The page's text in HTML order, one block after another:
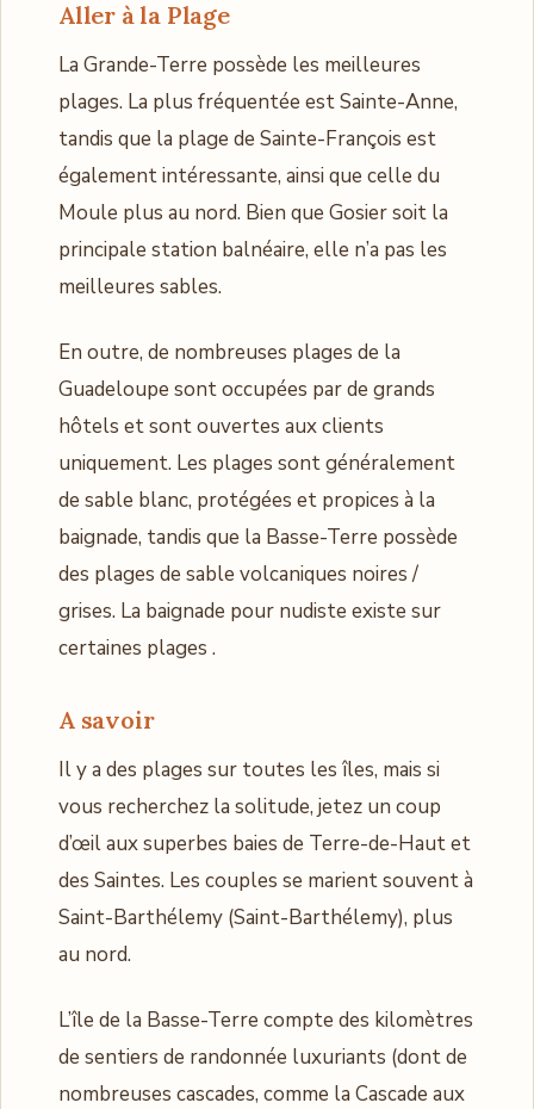
Aller à la Plage
La Grande-Terre possède les meilleures
plages. La plus fréquentée est Sainte-Anne,
tandis que la plage de Sainte-François est
également intéressante, ainsi que celle du
Moule plus au nord. Bien que Gosier soit la
principale station balnéaire, elle n’a pas les
meilleures sables.
En outre, de nombreuses plages de la
Guadeloupe sont occupées par de grands
hôtels et sont ouvertes aux clients
uniquement. Les plages sont généralement
de sable blanc, protégées et propices à la
baignade, tandis que la Basse-Terre possède
des plages de sable volcaniques noires /
grises. La baignade pour nudiste existe sur
certaines plages .
A savoir
Il y a des plages sur toutes les îles, mais si
vous recherchez la solitude, jetez un coup
d’œil aux superbes baies de Terre-de-Haut et
des Saintes. Les couples se marient souvent à
Saint-Barthélemy (Saint-Barthélemy), plus
au nord.
L’île de la Basse-Terre compte des kilomètres
de sentiers de randonnée luxuriants (dont de
nombreuses cascades, comme la Cascade aux